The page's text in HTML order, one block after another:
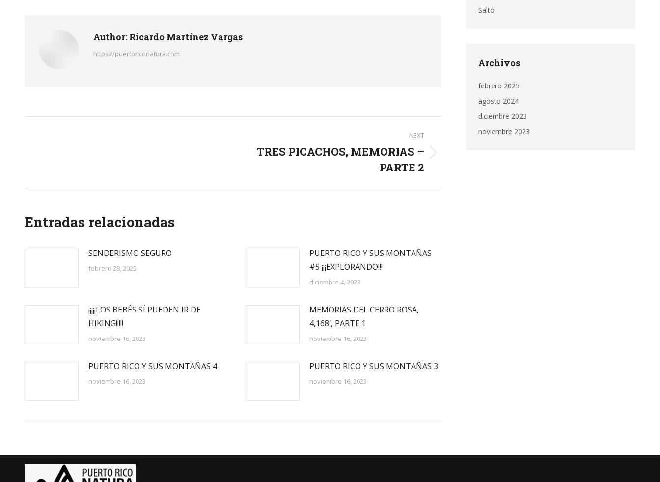
Author: Ricardo Martínez Vargas
https://puertoriconatura.com
NEXT
Next
TRES PICACHOS, MEMORIAS –
PARTE 2
Entradas relacionadas
SENDERISMO SEGURO
febrero 28, 2025
PUERTO RICO Y SUS MONTAÑAS
#5 ¡¡¡EXPLORANDO!!!
diciembre 4, 2023
¡¡¡¡¡LOS BEBÉS SÍ PUEDEN IR DE
HIKING!!!!!
noviembre 16, 2023
MEMORIAS DEL CERRO ROSA,
4,168′, PARTE 1
noviembre 16, 2023
PUERTO RICO Y SUS MONTAÑAS 4
noviembre 16, 2023
PUERTO RICO Y SUS MONTAÑAS 3
noviembre 16, 2023
Salto
Archivos
febrero 2025
agosto 2024
diciembre 2023
noviembre 2023